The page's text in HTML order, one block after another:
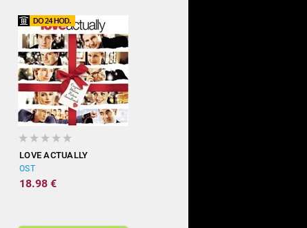
LOVE ACTUALLY
OST
18.98 €